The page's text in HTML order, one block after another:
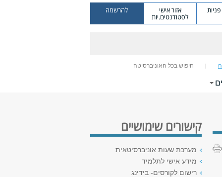
אזור אישי
לסטודנטים.יות
להרשמה
חיפוש בכל האוניברסיטה
קישורים שימושיים
מערכת שעות אוניברסיטאית
מידע אישי לתלמיד
רישום לקורסים- בידינג